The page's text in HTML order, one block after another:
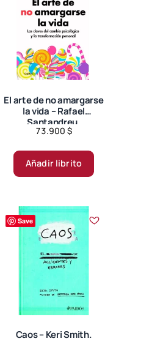
El arte de no amargarse
la vida – Rafael
Santandreu.
73.900 $
Añadir librito
Save
Caos – Keri Smith.